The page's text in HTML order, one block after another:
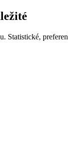
Statistické,